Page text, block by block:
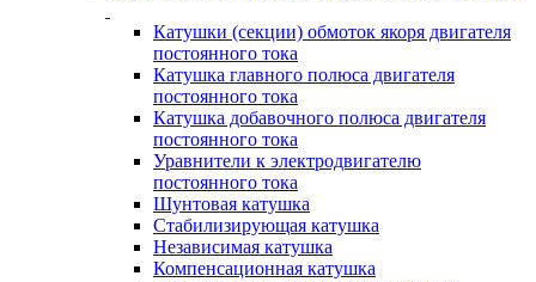
Катушки (секции) обмоток якоря двигателя
постоянного тока
Катушка главного полюса двигателя
постоянного тока
Катушка добавочного полюса двигателя
постоянного тока
Уравнители к электродвигателю
постоянного тока
Шунтовая катушка
Стабилизирующая катушка
Независимая катушка
Компенсационная катушка